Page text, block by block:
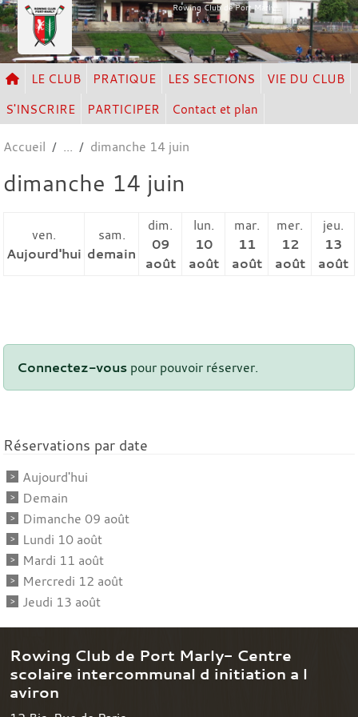
Rowing Club de Port Marly
LE CLUB PRATIQUE LES SECTIONS
VIE DU CLUB
S'INSCRIRE
PARTICIPER Contact et plan
Accueil dimanche 14 juin
dimanche 14 juin
ven.
Aujourd'hui
sam.
demain
dim.
09
août
lun.
10
août
mar.
11
août
mer.
12
août
jeu.
13
août
Connectez-vous pour pouvoir réserver.
Réservations par date
Aujourd'hui
Demain
Dimanche 09 août
Lundi 10 août
Mardi 11 août
Mercredi 12 août
Jeudi 13 août
Rowing Club de Port Marly- Centre
scolaire intercommunal d initiation a l
aviron
Panneau de gestion des cookies